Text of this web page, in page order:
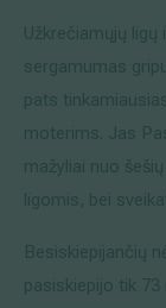
Užkrečiamųjų
sergamumas
pats
moterims. Jas
mažyliai nuo
ligomis, bei
Besiskiepijančių
pasiskiepijo tik